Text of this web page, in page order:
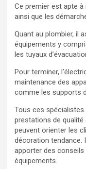
Ce premier est apte
ainsi que les
Quant au plombier, il
équipements y
les tuyaux
Pour terminer,
maintenance des
comme les supports
Tous ces
prestations de qualité
peuvent orienter les
décoration tendance.
apporter des conseils
équipements.